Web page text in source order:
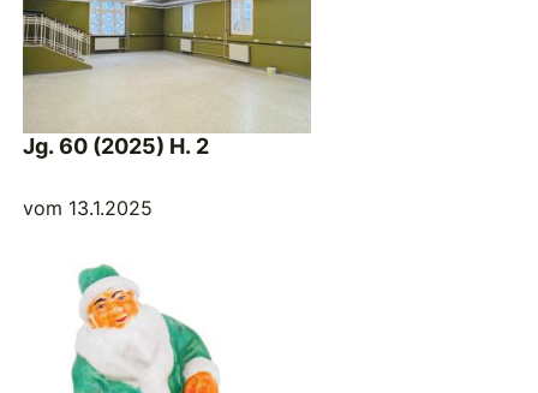
Jg. 60 (2025) H. 2
vom 13.1.2025